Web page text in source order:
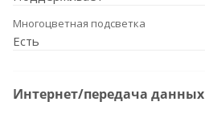
Многоцветная подсветка
Есть
Интернет/передача данных